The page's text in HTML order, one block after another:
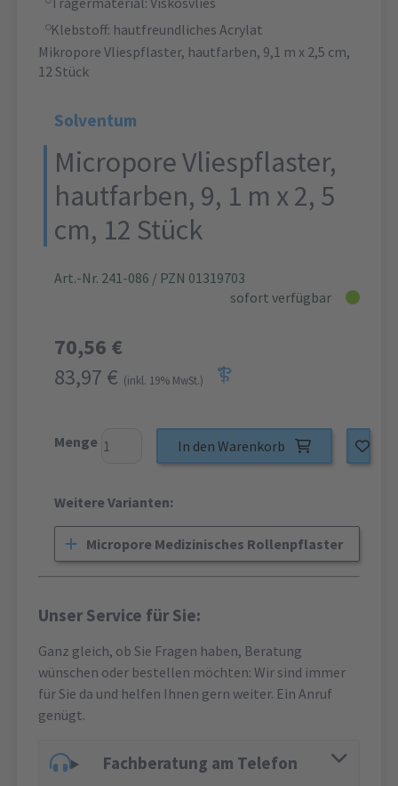
Klebstoff: hautfreundliches Acrylat
Mikropore Vliespflaster, hautfarben, 9,1 m x 2,5 cm,
12 Stück
Solventum
Micropore Vliespflaster,
hautfarben, 9, 1 m x 2, 5
cm, 12 Stück
Art.-Nr. 241-086 / PZN 01319703
sofort verfügbar
70,56 €
83,97 € (inkl. 19% MwSt.)
Menge In den Warenkorb
Weitere Varianten:
Micropore Medizinisches Rollenpflaster
Unser Service für Sie:
Ganz gleich, ob Sie Fragen haben, Beratung
wünschen oder bestellen möchten: Wir sind immer
für Sie da und helfen Ihnen gern weiter. Ein Anruf
genügt.
Fachberatung am Telefon